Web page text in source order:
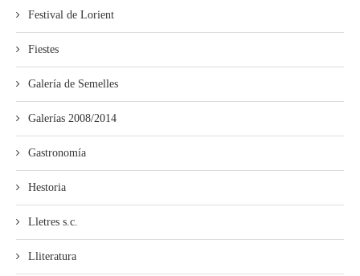
Festival de Lorient
Fiestes
Galería de Semelles
Galerías 2008/2014
Gastronomía
Hestoria
Lletres s.c.
Lliteratura